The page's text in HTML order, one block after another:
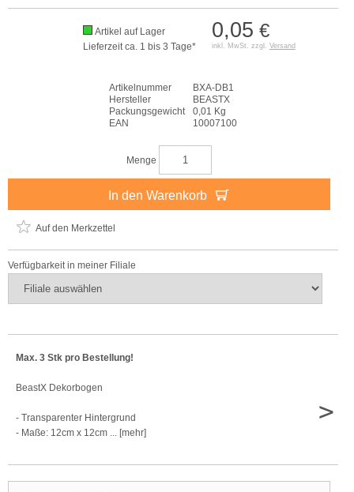
0,05 €
inkl. MwSt. zzgl. Versand
Artikel auf Lager
Lieferzeit ca. 1 bis 3 Tage*
Artikelnummer
BXA-DB1
Hersteller
BEASTX
Packungsgewicht
0,01 Kg
EAN
10007100
Menge
In den Warenkorb
Auf den Merkzettel
Verfügbarkeit in meiner Filiale
Max. 3 Stk pro Bestellung!
BeastX Dekorbogen
- Transparenter Hintergrund
- Maße: 12cm x 12cm ... [mehr]
>